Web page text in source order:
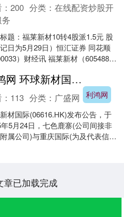
：200 分类：在线配资炒股开
务
标题：福莱新材10转4股派1.5元 股
日为5月29日）恒汇证券 同花顺
）财经讯 福莱新材（605488）
利鸿网 环球新材国际(06616.HK)：重庆国际拟向七色鹿寨注资5亿元
利鸿网
113 分类： 广盛网
材国际(06616.HK)发布公告，于
5月24日，七色鹿寨(公司间接非
属公司)与重庆国际(为及代表信托
章已加载完成